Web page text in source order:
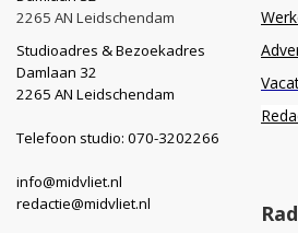
2265 AN Leidschendam
Studioadres & Bezoekadres
Damlaan 32
2265 AN Leidschendam
Telefoon studio: 070-3202266
info@midvliet.nl
redactie@midvliet.nl